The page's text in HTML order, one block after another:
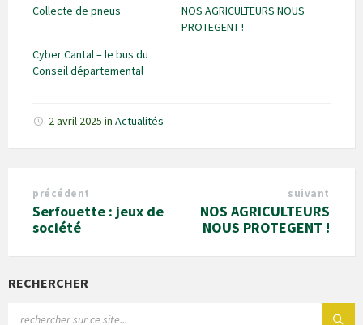
Collecte de pneus
NOS AGRICULTEURS NOUS
PROTEGENT !
Cyber Cantal – le bus du
Conseil départemental
2 avril 2025 in Actualités
précédent
Serfouette : jeux de
société
suivant
NOS AGRICULTEURS
NOUS PROTEGENT !
RECHERCHER